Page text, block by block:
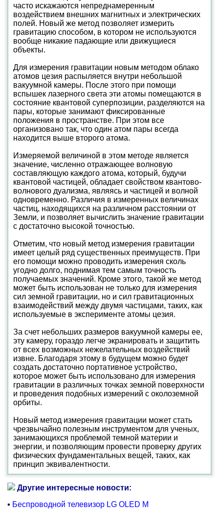
часто искажаются непреднамеренным
воздействием внешних магнитных и электрических
полей. Новый же метод позволяет измерить
гравитацию способом, в котором не используются
вообще никакие падающие или движущиеся
объекты.
Для измерения гравитации новым методом облако
атомов цезия распыляется внутри небольшой
вакуумной камеры. После этого при помощи
вспышек лазерного света эти атомы помещаются в
состояние квантовой суперпозиции, разделяются на
пары, которые занимают фиксированные
положения в пространстве. При этом все
организовано так, что один атом пары всегда
находится выше второго атома.
Измеряемой величиной в этом методе является
значение, численно отражающее волновую
составляющую каждого атома, который, будучи
квантовой частицей, обладает свойством квантово-
волнового дуализма, являясь и частицей и волной
одновременно. Различия в измеренных величинах
частиц, находящихся на различном расстоянии от
Земли, и позволяет вычислить значение гравитации
с достаточно высокой точностью.
Отметим, что новый метод измерения гравитации
имеет целый ряд существенных преимуществ. При
его помощи можно проводить измерения сколь
угодно долго, поднимая тем самым точность
получаемых значений. Кроме этого, такой же метод
может быть использован не только для измерения
сил земной гравитации, но и сил гравитационных
взаимодействий между двумя частицами, таких, как
используемые в эксперименте атомы цезия.
За счет небольших размеров вакуумной камеры ее,
эту камеру, гораздо легче экранировать и защитить
от всех возможных нежелательных воздействий
извне. Благодаря этому в будущем можно будет
создать достаточно портативное устройство,
которое может быть использовано для измерения
гравитации в различных точках земной поверхности
и проведения подобных измерений с околоземной
орбиты.
Новый метод измерения гравитации может стать
чрезвычайно полезным инструментом для ученых,
занимающихся проблемой темной материи и
энергии, и позволяющим провести проверку других
физических фундаментальных вещей, таких, как
принцип эквивалентности.
Другие интересные новости:
▪ Беспроводной телевизор LG OLED M